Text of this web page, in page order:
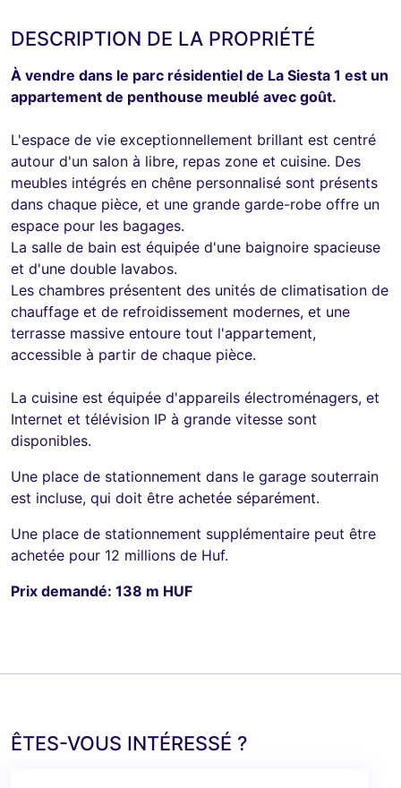
DESCRIPTION DE LA PROPRIÉTÉ
À vendre dans le parc résidentiel de La Siesta 1 est un
appartement de penthouse meublé avec goût.
L'espace de vie exceptionnellement brillant est centré
autour d'un salon à libre, repas zone et cuisine. Des
meubles intégrés en chêne personnalisé sont présents
dans chaque pièce, et une grande garde-robe offre un
espace pour les bagages.
La salle de bain est équipée d'une baignoire spacieuse
et d'une double lavabos.
Les chambres présentent des unités de climatisation de
chauffage et de refroidissement modernes, et une
terrasse massive entoure tout l'appartement,
accessible à partir de chaque pièce.
La cuisine est équipée d'appareils électroménagers, et
Internet et télévision IP à grande vitesse sont
disponibles.
Une place de stationnement dans le garage souterrain
est incluse, qui doit être achetée séparément.
Une place de stationnement supplémentaire peut être
achetée pour 12 millions de Huf.
Prix demandé: 138 m HUF
ÊTES-VOUS INTÉRESSÉ ?